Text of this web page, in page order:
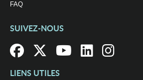
FAQ
SUIVEZ-NOUS
LIENS UTILES